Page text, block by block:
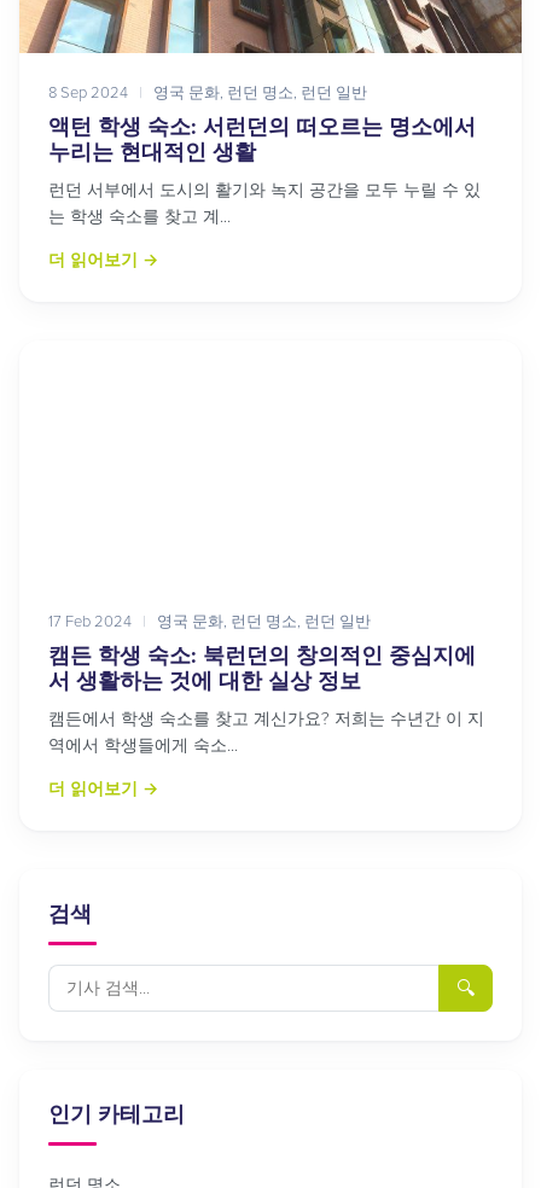
8 Sep 2024 | 영국 문화, 런던 명소, 런던 일반
액턴 학생 숙소: 서런던의 떠오르는 명소에서
누리는 현대적인 생활
런던 서부에서 도시의 활기와 녹지 공간을 모두 누릴 수 있
는 학생 숙소를 찾고 계...
더 읽어보기 →
17 Feb 2024 | 영국 문화, 런던 명소, 런던 일반
캠든 학생 숙소: 북런던의 창의적인 중심지에
서 생활하는 것에 대한 실상 정보
캠든에서 학생 숙소를 찾고 계신가요? 저희는 수년간 이 지
역에서 학생들에게 숙소...
더 읽어보기 →
검색
🔍
인기 카테고리